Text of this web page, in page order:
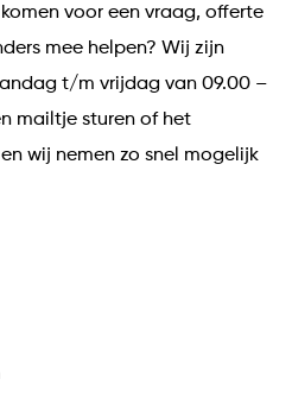
voor een vraag, offerte
mee helpen? Wij zijn
t/m vrijdag van 09.00 –
mailtje sturen of het
wij nemen zo snel mogelijk